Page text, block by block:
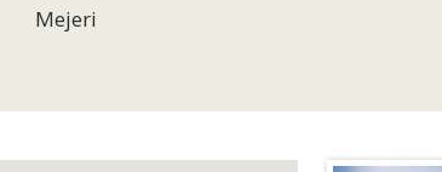
Mejeri